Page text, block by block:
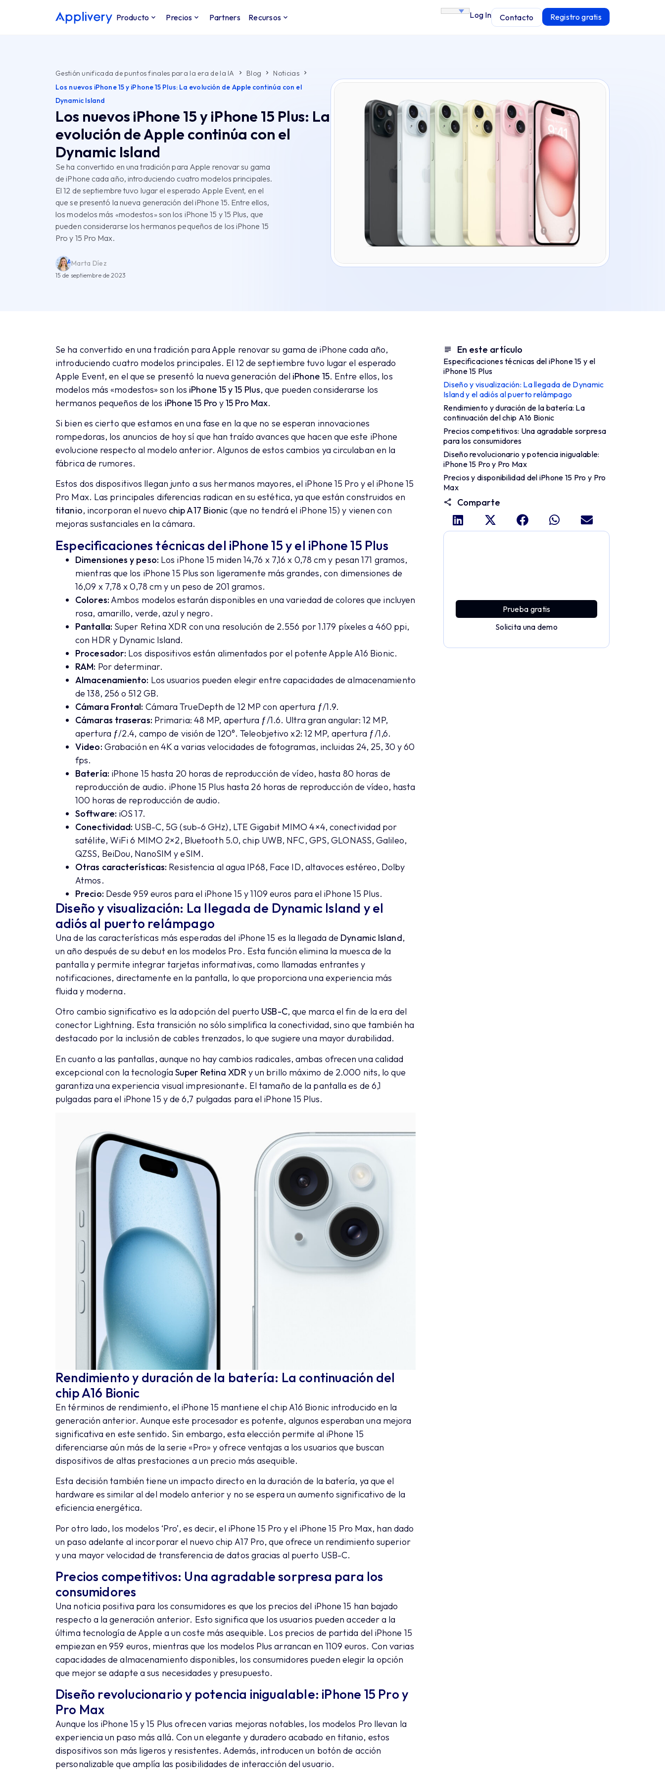
Producto Precios Partners Recursos Log In Contacto Registro gratis
Gestión unificada de puntos finales para la era de la IA Blog
Noticias
Los nuevos iPhone 15 y iPhone 15 Plus: La evolución de Apple continúa con el
Dynamic Island
Los nuevos iPhone 15 y iPhone 15 Plus: La
evolución de Apple continúa con el
Dynamic Island
Se ha convertido en una tradición para Apple renovar su gama
de iPhone cada año, introduciendo cuatro modelos principales.
El 12 de septiembre tuvo lugar el esperado Apple Event, en el
que se presentó la nueva generación del iPhone 15. Entre ellos,
los modelos más «modestos» son los iPhone 15 y 15 Plus, que
pueden considerarse los hermanos pequeños de los iPhone 15
Pro y 15 Pro Max.
Marta Díez
15 de septiembre de 2023
Se ha convertido en una tradición para Apple renovar su gama de iPhone cada año,
introduciendo cuatro modelos principales. El 12 de septiembre tuvo lugar el esperado
Apple Event, en el que se presentó la nueva generación del iPhone 15. Entre ellos, los
modelos más «modestos» son los iPhone 15 y 15 Plus, que pueden considerarse los
hermanos pequeños de los iPhone 15 Pro y15 Pro Max.
Si bien es cierto que estamos en una fase en la que no se esperan innovaciones
rompedoras, los anuncios de hoy sí que han traído avances que hacen que este iPhone
evolucione respecto al modelo anterior. Algunos de estos cambios ya circulaban en la
fábrica de rumores.
Estos dos dispositivos llegan junto a sus hermanos mayores, el iPhone 15 Pro y el iPhone 15
Pro Max. Las principales diferencias radican en su estética, ya que están construidos en
titanio, incorporan el nuevo chip A17 Bionic (que no tendrá el iPhone 15) y vienen con
mejoras sustanciales en la cámara.
Especificaciones técnicas del iPhone 15 y el iPhone 15 Plus
Dimensiones y peso: Los iPhone 15 miden 14,76 x 7,16 x 0,78 cm y pesan 171 gramos,
mientras que los iPhone 15 Plus son ligeramente más grandes, con dimensiones de
16,09 x 7,78 x 0,78 cm y un peso de 201 gramos.
Colores:Ambos modelos estarán disponibles en una variedad de colores que incluyen
rosa, amarillo, verde, azul y negro.
Pantalla: Super Retina XDR con una resolución de 2.556 por 1.179 píxeles a 460 ppi,
con HDR y Dynamic Island.
Procesador: Los dispositivos están alimentados por el potente Apple A16 Bionic.
RAM: Por determinar.
Almacenamiento: Los usuarios pueden elegir entre capacidades de almacenamiento
de 138, 256 o 512 GB.
Cámara Frontal: Cámara TrueDepth de 12 MP con apertura ƒ/1.9.
Cámaras traseras: Primaria: 48 MP, apertura ƒ/1.6. Ultra gran angular: 12 MP,
apertura ƒ/2.4, campo de visión de 120°. Teleobjetivo x2: 12 MP, apertura ƒ/1,6.
Video: Grabación en 4K a varias velocidades de fotogramas, incluidas 24, 25, 30 y 60
fps.
Batería: iPhone 15 hasta 20 horas de reproducción de vídeo, hasta 80 horas de
reproducción de audio. iPhone 15 Plus hasta 26 horas de reproducción de vídeo, hasta
100 horas de reproducción de audio.
Software: iOS 17.
Conectividad: USB-C, 5G (sub-6 GHz), LTE Gigabit MIMO 4×4, conectividad por
satélite, WiFi 6 MIMO 2×2, Bluetooth 5.0, chip UWB, NFC, GPS, GLONASS, Galileo,
QZSS, BeiDou, NanoSIM y eSIM.
Otras características: Resistencia al agua IP68, Face ID, altavoces estéreo, Dolby
Atmos.
Precio: Desde 959 euros para el iPhone 15 y 1109 euros para el iPhone 15 Plus.
Diseño y visualización: La llegada de Dynamic Island y el
adiós al puerto relámpago
Una de las características más esperadas del iPhone 15 es la llegada de Dynamic Island,
un año después de su debut en los modelos Pro. Esta función elimina la muesca de la
pantalla y permite integrar tarjetas informativas, como llamadas entrantes y
notificaciones, directamente en la pantalla, lo que proporciona una experiencia más
fluida y moderna.
Otro cambio significativo es la adopción del puerto USB-C, que marca el fin de la era del
conector Lightning. Esta transición no sólo simplifica la conectividad, sino que también ha
destacado por la inclusión de cables trenzados, lo que sugiere una mayor durabilidad.
En cuanto a las pantallas, aunque no hay cambios radicales, ambas ofrecen una calidad
excepcional con la tecnologíaSuper Retina XDRy un brillo máximo de 2.000 nits, lo que
garantiza una experiencia visual impresionante. El tamaño de la pantalla es de 6,1
pulgadas para el iPhone 15 y de 6,7 pulgadas para el iPhone 15 Plus.
Rendimiento y duración de la batería: La continuación del
chip A16 Bionic
En términos de rendimiento, el iPhone 15 mantiene el chip A16 Bionic introducido en la
generación anterior. Aunque este procesador es potente, algunos esperaban una mejora
significativa en este sentido. Sin embargo, esta elección permite al iPhone 15
diferenciarse aún más de la serie «Pro» y ofrece ventajas a los usuarios que buscan
dispositivos de altas prestaciones a un precio más asequible.
Esta decisión también tiene un impacto directo en la duración de la batería, ya que el
hardware es similar al del modelo anterior y no se espera un aumento significativo de la
eficiencia energética.
Por otro lado, los modelos ‘Pro’, es decir, el iPhone 15 Pro y el iPhone 15 Pro Max, han dado
un paso adelante al incorporar el nuevo chip A17 Pro, que ofrece un rendimiento superior
y una mayor velocidad de transferencia de datos gracias al puerto USB-C.
Precios competitivos: Una agradable sorpresa para los
consumidores
Una noticia positiva para los consumidores es que los precios del iPhone 15 han bajado
respecto a la generación anterior. Esto significa que los usuarios pueden acceder a la
última tecnología de Apple a un coste más asequible. Los precios de partida del iPhone 15
empiezan en 959 euros, mientras que los modelos Plus arrancan en 1109 euros. Con varias
capacidades de almacenamiento disponibles, los consumidores pueden elegir la opción
que mejor se adapte a sus necesidades y presupuesto.
Diseño revolucionario y potencia inigualable: iPhone 15 Pro y
Pro Max
Aunque los iPhone 15 y 15 Plus ofrecen varias mejoras notables, los modelos Pro llevan la
experiencia un paso más allá. Con un elegante y duradero acabado en titanio, estos
dispositivos son más ligeros y resistentes. Además, introducen un botón de acción
personalizable que amplía las posibilidades de interacción del usuario.
En este artículo
Especificaciones técnicas del iPhone 15 y el
iPhone 15 Plus
Diseño y visualización: La llegada de Dynamic
Island y el adiós al puerto relámpago
Rendimiento y duración de la batería: La
continuación del chip A16 Bionic
Precios competitivos: Una agradable sorpresa
para los consumidores
Diseño revolucionario y potencia inigualable:
iPhone 15 Pro y Pro Max
Precios y disponibilidad del iPhone 15 Pro y Pro
Max
Comparte
Prueba gratis
Solicita una demo